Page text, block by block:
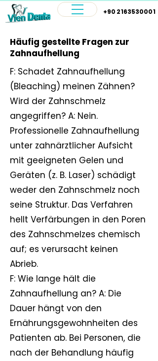
+90 2163530001
Häufig gestellte Fragen zur
Zahnaufhellung
F: Schadet Zahnaufhellung
(Bleaching) meinen Zähnen?
Wird der Zahnschmelz
angegriffen? A: Nein.
Professionelle Zahnaufhellung
unter zahnärztlicher Aufsicht
mit geeigneten Gelen und
Geräten (z. B. Laser) schädigt
weder den Zahnschmelz noch
seine Struktur. Das Verfahren
hellt Verfärbungen in den Poren
des Zahnschmelzes chemisch
auf; es verursacht keinen
Abrieb.
F: Wie lange hält die
Zahnaufhellung an? A: Die
Dauer hängt von den
Ernährungsgewohnheiten des
Patienten ab. Bei Personen, die
nach der Behandlung häufig